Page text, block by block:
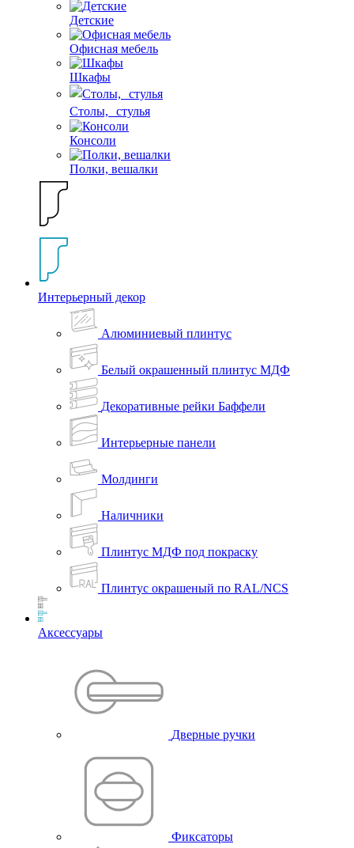
Детские
Офисная мебель
Шкафы
Столы, стулья
Консоли
Полки, вешалки
Интерьерный декор
Алюминиевый плинтус
Белый окрашенный плинтус МДФ
Декоративные рейки Баффели
Интерьерные панели
Молдинги
Наличники
Плинтус МДФ под покраску
Плинтус окрашеный по RAL/NCS
Аксессуары
Дверные ручки
Фиксаторы